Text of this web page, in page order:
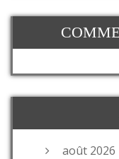
août 2026